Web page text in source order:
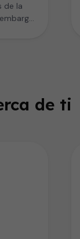
de la
de ti